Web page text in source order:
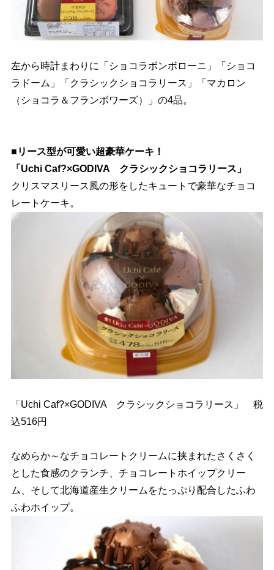
左から時計まわりに「ショコラボンボローニ」「ショコ
ラドーム」「クラシックショコラリース」「マカロン
（ショコラ＆フランボワーズ）」の4品。
■リース型が可愛い超豪華ケーキ！
「Uchi Caf?×GODIVA クラシックショコラリース」
クリスマスリース風の形をしたキュートで豪華なチョコ
レートケーキ。
「Uchi Caf?×GODIVA クラシックショコラリース」 税
込516円
なめらか～なチョコレートクリームに挟まれたさくさく
とした食感のクランチ、チョコレートホイップクリー
ム、そして北海道産生クリームをたっぷり配合したふわ
ふわホイップ。